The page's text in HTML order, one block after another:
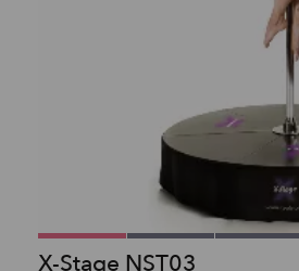
X-Stage NST03